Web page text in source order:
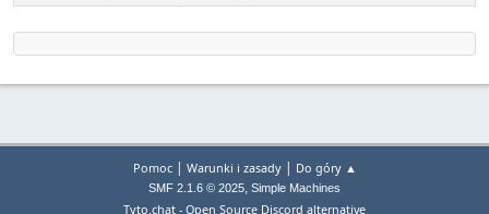
Pomoc| Warunki i zasady| Do góry ▲
SMF 2.1.6 © 2025, Simple Machines
Tyto.chat - Open Source Discord alternative